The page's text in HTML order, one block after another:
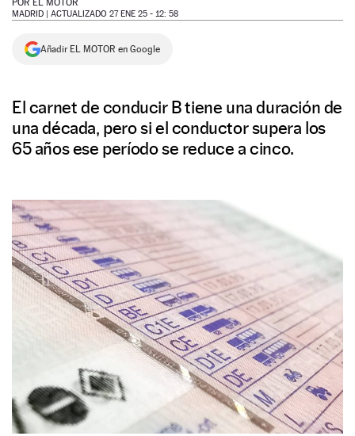
NEWSLETTER
POR EL MOTOR
MADRID | ACTUALIZADO 27 ENE 25 - 12: 58
Añadir EL MOTOR en Google
El carnet de conducir B tiene una duración de
una década, pero si el conductor supera los
65 años ese período se reduce a cinco.